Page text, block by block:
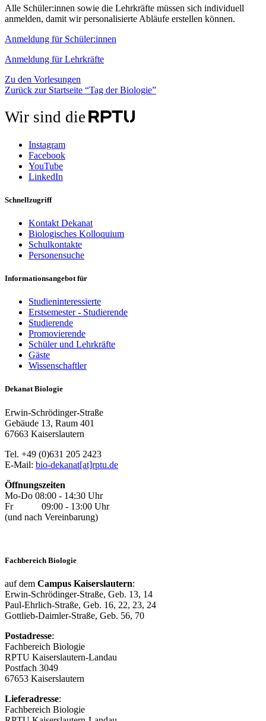
Alle Schüler:innen sowie die Lehrkräfte müssen sich individuell
anmelden, damit wir personalisierte Abläufe erstellen können.
Anmeldung für Schüler:innen
Anmeldung für Lehrkräfte
Zu den Vorlesungen
Zurück zur Startseite “Tag der Biologie”
Wir sind die
Instagram
Facebook
YouTube
LinkedIn
Schnellzugriff
Kontakt Dekanat
Biologisches Kolloquium
Schulkontakte
Personensuche
Informationsangebot für
Studieninteressierte
Erstsemester - Studierende
Studierende
Promovierende
Schüler und Lehrkräfte
Gäste
Wissenschaftler
Dekanat Biologie
Erwin-Schrödinger-Straße
Gebäude 13, Raum 401
67663 Kaiserslautern
Tel. +49 (0)631 205 2423
E-Mail: bio-dekanat[at]rptu.de
Öffnungszeiten
Mo-Do 08:00 - 14:30 Uhr
Fr 09:00 - 13:00 Uhr
(und nach Vereinbarung)
Fachbereich Biologie
auf dem Campus Kaiserslautern:
Erwin-Schrödinger-Straße, Geb. 13, 14
Paul-Ehrlich-Straße, Geb. 16, 22, 23, 24
Gottlieb-Daimler-Straße, Geb. 56, 70
Postadresse:
Fachbereich Biologie
RPTU Kaiserslautern-Landau
Postfach 3049
67653 Kaiserslautern
Lieferadresse:
Fachbereich Biologie